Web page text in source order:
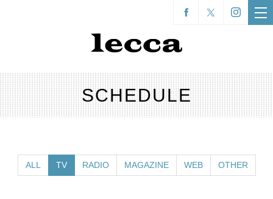
SCHEDULE
ALL TV RADIO MAGAZINE WEB OTHER